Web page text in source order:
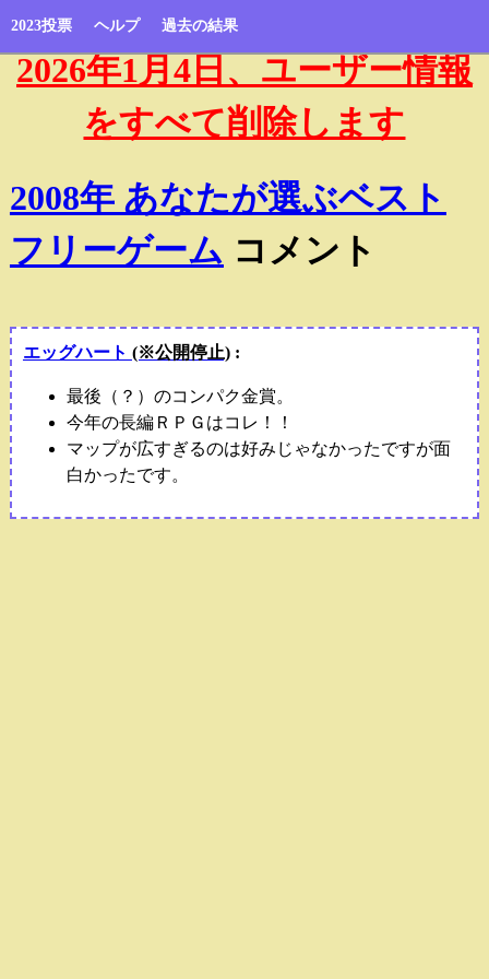
2023投票 ヘルプ 過去の結果
2026年1月4日、ユーザー情報
をすべて削除します
2008年 あなたが選ぶベスト
フリーゲーム コメント
エッグハート (※公開停止):
最後（？）のコンパク金賞。
今年の長編ＲＰＧはコレ！！
マップが広すぎるのは好みじゃなかったですが面
白かったです。